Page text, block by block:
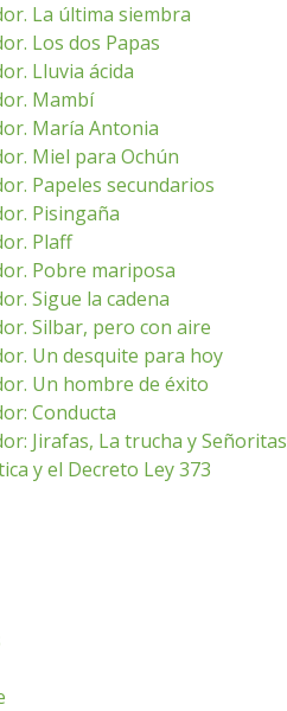
La última siembra
Los dos Papas
Lluvia ácida
Mambí
María Antonia
Miel para Ochún
Papeles secundarios
Pisingaña
Plaff
Pobre mariposa
Sigue la cadena
Silbar, pero con aire
Un desquite para hoy
Un hombre de éxito
Conducta
Jirafas, La trucha y Señoritas
y el Decreto Ley 373